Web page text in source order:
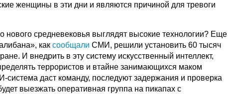
женщины в эти дни и являются причиной для тревоги
нового средневековья выглядят высокие технологии? Еще
каксообщали СМИ, решили установить 60 тысяч
И внедрить в эту систему искусственный интеллект,
террористов и втайне занимающихся маком
система даст команду, последуют задержания и проверка
выезжать оперативная группа на пикапах с